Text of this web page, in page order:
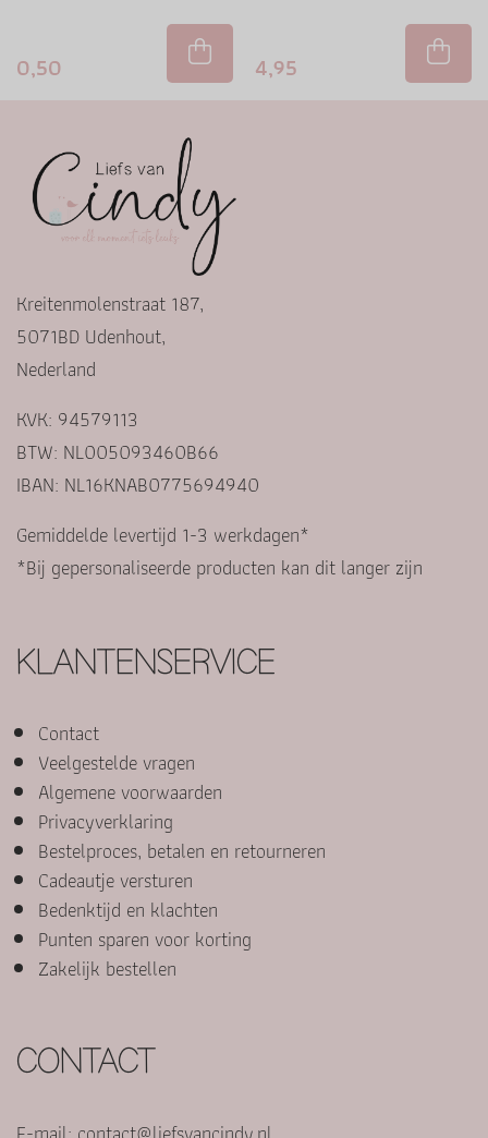
0,50 4,95
Kreitenmolenstraat 187,
5071BD Udenhout,
Nederland
KVK: 94579113
BTW: NL005093460B66
IBAN: NL16KNAB0775694940
Gemiddelde levertijd 1-3 werkdagen*
*Bij gepersonaliseerde producten kan dit langer zijn
KLANTENSERVICE
Contact
Veelgestelde vragen
Algemene voorwaarden
Privacyverklaring
Bestelproces, betalen en retourneren
Cadeautje versturen
Bedenktijd en klachten
Punten sparen voor korting
Zakelijk bestellen
CONTACT